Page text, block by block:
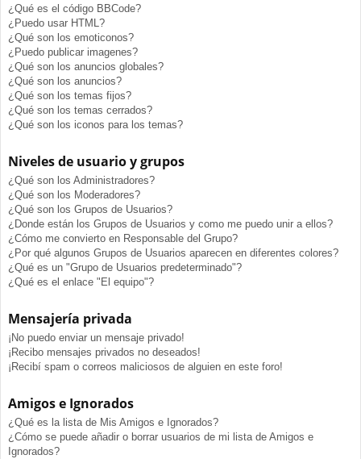
¿Qué es el código BBCode?
¿Puedo usar HTML?
¿Qué son los emoticonos?
¿Puedo publicar imagenes?
¿Qué son los anuncios globales?
¿Qué son los anuncios?
¿Qué son los temas fijos?
¿Qué son los temas cerrados?
¿Qué son los iconos para los temas?
Niveles de usuario y grupos
¿Qué son los Administradores?
¿Qué son los Moderadores?
¿Qué son los Grupos de Usuarios?
¿Donde están los Grupos de Usuarios y como me puedo unir a ellos?
¿Cómo me convierto en Responsable del Grupo?
¿Por qué algunos Grupos de Usuarios aparecen en diferentes colores?
¿Qué es un "Grupo de Usuarios predeterminado"?
¿Qué es el enlace "El equipo"?
Mensajería privada
¡No puedo enviar un mensaje privado!
¡Recibo mensajes privados no deseados!
¡Recibí spam o correos maliciosos de alguien en este foro!
Amigos e Ignorados
¿Qué es la lista de Mis Amigos e Ignorados?
¿Cómo se puede añadir o borrar usuarios de mi lista de Amigos e
Ignorados?